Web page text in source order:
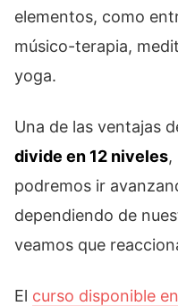
elementos, como
músico-terapia,
yoga.
Una de las ventajas
divide en 12 niveles,
podremos ir
dependiendo de
veamos que
El curso disponible